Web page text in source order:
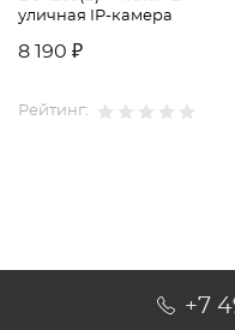
уличная IP-камера
8 190 ₽
Рейтинг:
+7